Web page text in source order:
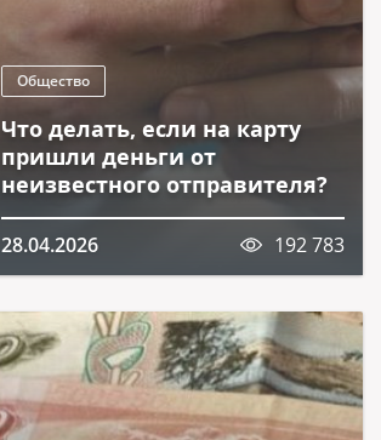
Общество
Что делать, если на карту
пришли деньги от
неизвестного отправителя?
28.04.2026 192 783